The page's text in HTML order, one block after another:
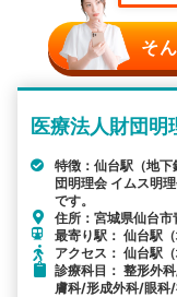
そ
医療法人財団
特徴：仙台駅（地
団明理会 イムス明
です。
住所：宮城県仙台
最寄り駅： 仙台駅
アクセス： 仙台駅
診療科目： 整形外
膚科/形成外科/眼科